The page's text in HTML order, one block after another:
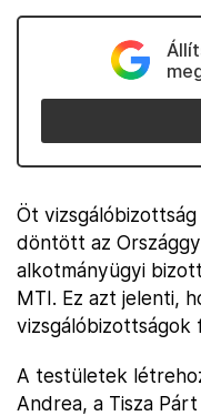
Öt
döntött az
alkotmányügyi
MTI. Ez azt jelenti,
vizsgálóbizottságok
A testületek
Andrea, a Tisza